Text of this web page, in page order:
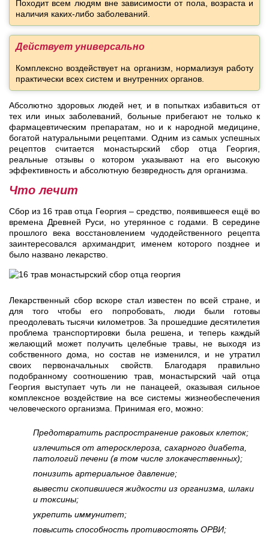
Походит всем людям вне зависимости от пола, возраста и
наличия каких-либо заболеваний.
Действует универсально
Комплексно воздействует на организм, нормализуя работу
практически всех систем и внутренних органов.
Абсолютно здоровых людей нет, и в попытках избавиться от
тех или иных заболеваний, больные прибегают не только к
фармацевтическим препаратам, но и к народной медицине,
богатой натуральными рецептами. Одним из самых успешных
рецептов считается монастырский сбор отца Георгия,
реальные отзывы о котором указывают на его высокую
эффективность и абсолютную безвредность для организма.
Что лечит
Сбор из 16 трав отца Георгия – средство, появившееся ещё во
времена Древней Руси, но утерянное с годами. В середине
прошлого века восстановлением чудодейственного рецепта
заинтересовался архимандрит, именем которого позднее и
было названо лекарство.
Лекарственный сбор вскоре стал известен по всей стране, и
для того чтобы его попробовать, люди были готовы
преодолевать тысячи километров. За прошедшие десятилетия
проблема транспортировки была решена, и теперь каждый
желающий может получить целебные травы, не выходя из
собственного дома, но состав не изменился, и не утратил
своих первоначальных свойств. Благодаря правильно
подобранному соотношению трав, монастырский чай отца
Георгия выступает чуть ли не панацеей, оказывая сильное
комплексное воздействие на все системы жизнеобеспечения
человеческого организма. Принимая его, можно:
Предотвратить распространение раковых клеток;
излечиться от атеросклероза, сахарного диабета,
патологий печени (в том числе злокачественных);
понизить артериальное давление;
вывести скопившиеся жидкости из организма, шлаки
и токсины;
укрепить иммунитет;
повысить способность противостоять ОРВИ;